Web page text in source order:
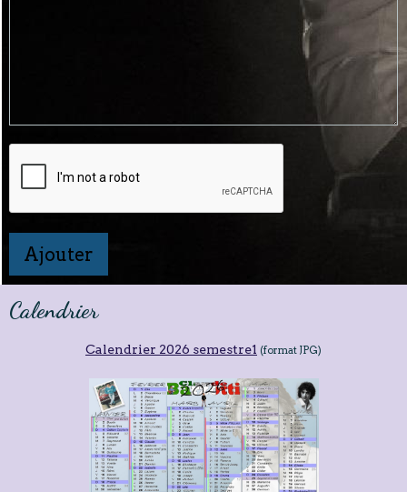
Ajouter
Calendrier
Calendrier 2026 semestre1 (format JPG)